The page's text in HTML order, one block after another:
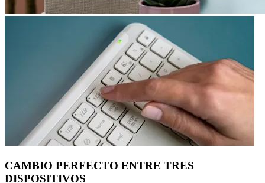
CAMBIO PERFECTO ENTRE TRES
DISPOSITIVOS